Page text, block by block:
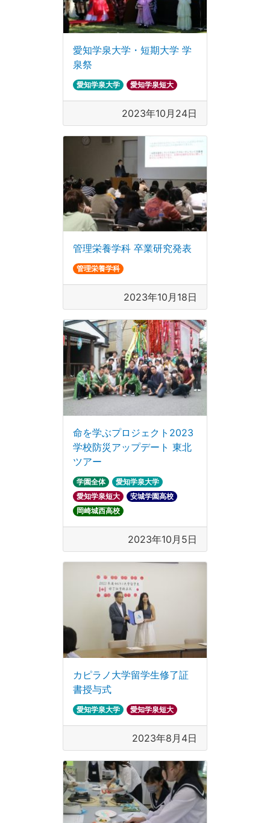
愛知学泉大学・短期大学 学
泉祭
愛知学泉大学 愛知学泉短大
2023年10月24日
管理栄養学科 卒業研究発表
管理栄養学科
2023年10月18日
命を学ぶプロジェクト2023
学校防災アップデート 東北
ツアー
学園全体
愛知学泉大学
愛知学泉短大
安城学園高校
岡崎城西高校
2023年10月5日
カピラノ大学留学生修了証
書授与式
愛知学泉大学 愛知学泉短大
2023年8月4日